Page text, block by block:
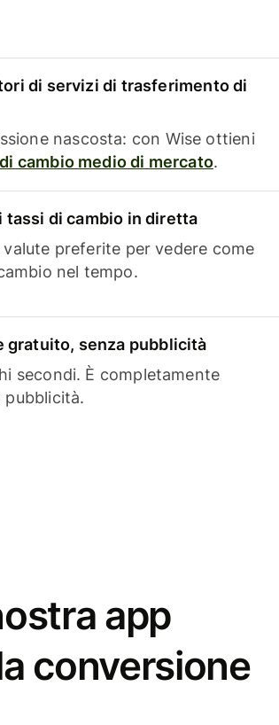
di servizi di trasferimento di
nascosta: con Wise ottieni
cambio medio di mercato.
tassi di cambio in diretta
valute preferite per vedere come
nel tempo.
gratuito, senza pubblicità
secondi. È completamente
pubblicità.
app
conversione